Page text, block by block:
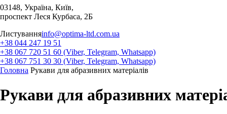
03148, Україна, Київ,
проспект Леся Курбаса, 2Б
Листуванняinfo@optima-ltd.com.ua
+38 044 247 19 51
+38 067 720 51 60 (Viber, Telegram, Whatsapp)
+38 067 751 30 30 (Viber, Telegram, Whatsapp)
Головна Рукави для абразивних матеріалів
Рукави для абразивних